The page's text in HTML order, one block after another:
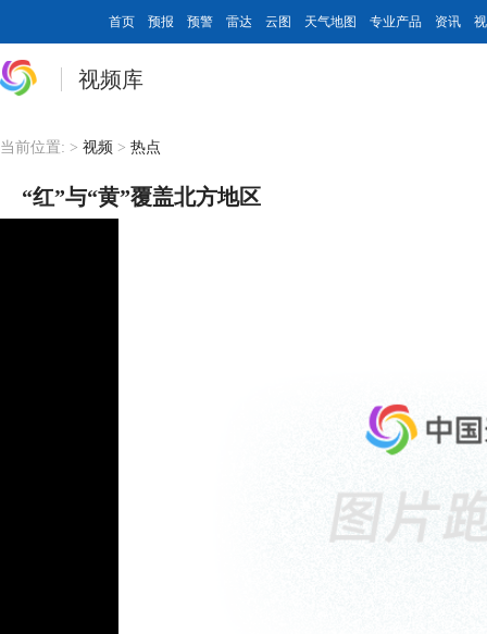
首页 预报 预警 雷达 云图 天气地图 专业产品 资讯
视频库
当前位置: > 视频 > 热点
“红”与“黄”覆盖北方地区